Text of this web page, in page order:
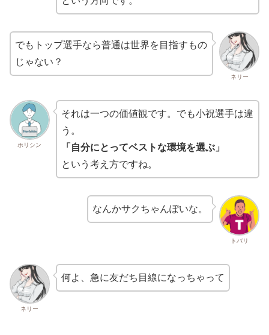
ネリー
でもトップ選手なら普通は世界を目指すもの
じゃない？
ホリシン
それは一つの価値観です。でも小祝選手は違
う。
「自分にとってベストな環境を選ぶ」
という考え方ですね。
トバリ
なんかサクちゃんぽいな。
ネリー
何よ、急に友だち目線になっちゃって